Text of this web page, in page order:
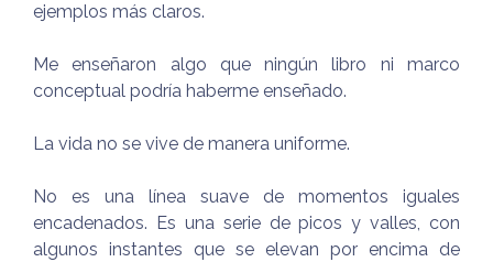
ejemplos más claros.
Me enseñaron algo que ningún libro ni marco
conceptual podría haberme enseñado.
La vida no se vive de manera uniforme.
No es una línea suave de momentos iguales
encadenados. Es una serie de picos y valles, con
algunos instantes que se elevan por encima de